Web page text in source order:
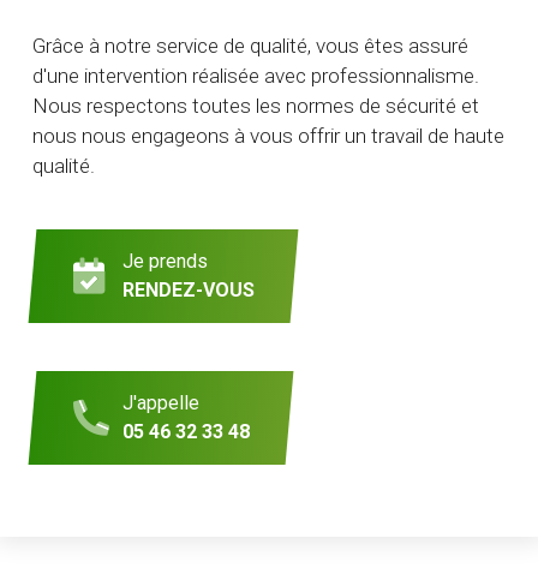
Grâce à notre service de qualité, vous êtes assuré
d'une intervention réalisée avec professionnalisme.
Nous respectons toutes les normes de sécurité et
nous nous engageons à vous offrir un travail de haute
qualité.
Je prends
RENDEZ-VOUS
J'appelle
05 46 32 33 48